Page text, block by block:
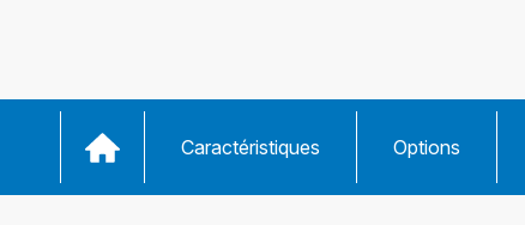
Caractéristiques Options